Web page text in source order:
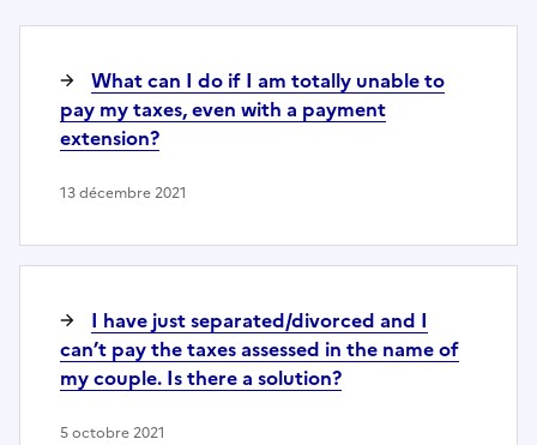
What can I do if I am totally unable to
pay my taxes, even with a payment
extension?
13 décembre 2021
I have just separated/divorced and I
can’t pay the taxes assessed in the name of
my couple. Is there a solution?
5 octobre 2021